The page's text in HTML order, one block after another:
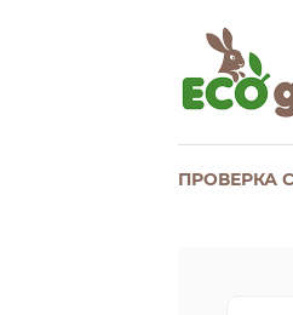
ПРОВЕРКА